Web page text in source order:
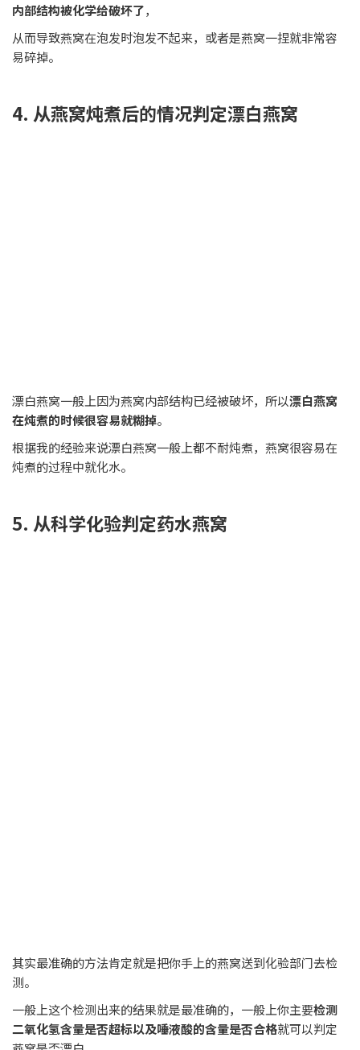
内部结构被化学给破坏了，
从而导致燕窝在泡发时泡发不起来，或者是燕窝一捏就非常容
易碎掉。
4. 从燕窝炖煮后的情况判定漂白燕窝
漂白燕窝一般上因为燕窝内部结构已经被破坏，所以漂白燕窝
在炖煮的时候很容易就糊掉。
根据我的经验来说漂白燕窝一般上都不耐炖煮，燕窝很容易在
炖煮的过程中就化水。
5. 从科学化验判定药水燕窝
其实最准确的方法肯定就是把你手上的燕窝送到化验部门去检
测。
一般上这个检测出来的结果就是最准确的，一般上你主要检测
二氧化氢含量是否超标以及唾液酸的含量是否合格就可以判定